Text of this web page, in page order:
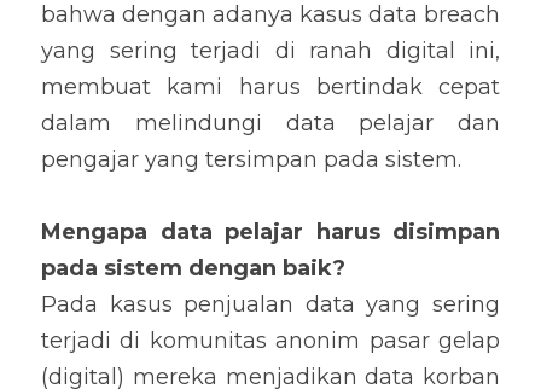
bahwa dengan adanya kasus data breach
yang sering terjadi di ranah digital ini,
membuat kami harus bertindak cepat
dalam melindungi data pelajar dan
pengajar yang tersimpan pada sistem.
Mengapa data pelajar harus disimpan
pada sistem dengan baik?
Pada kasus penjualan data yang sering
terjadi di komunitas anonim pasar gelap
(digital) mereka menjadikan data korban